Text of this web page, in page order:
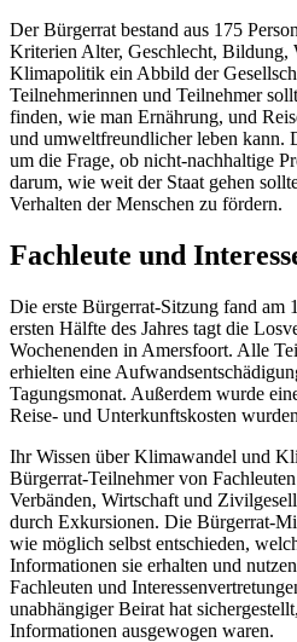
Der Bürgerrat bestand aus 175
Kriterien Alter, Geschlecht, Bildung,
Klimapolitik ein Abbild der
Teilnehmerinnen und Teilnehmer
finden, wie man Ernährung, und
und umweltfreundlicher leben kann.
um die Frage, ob nicht-nachhaltige
darum, wie weit der Staat gehen
Verhalten der Menschen zu fördern.
Fachleute und
Die erste Bürgerrat-Sitzung fand am
ersten Hälfte des Jahres tagt die
Wochenenden in Amersfoort. Alle
erhielten eine
Tagungsmonat. Außerdem wurde
Reise- und Unterkunftskosten
Ihr Wissen über Klimawandel und
Bürgerrat-Teilnehmer von
Verbänden, Wirtschaft und
durch Exkursionen. Die Bürgerrat-
wie möglich selbst entschieden,
Informationen sie erhalten und
Fachleuten und
unabhängiger Beirat hat
Informationen ausgewogen waren.